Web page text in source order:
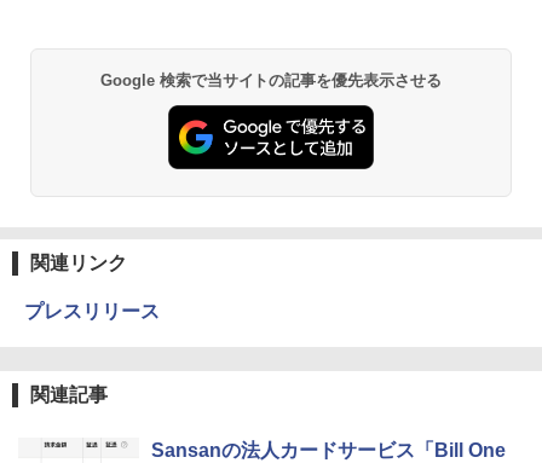
Google 検索で当サイトの記事を優先表示させる
関連リンク
プレスリリース
関連記事
Sansanの法人カードサービス「Bill One